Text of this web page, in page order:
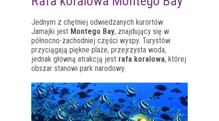
Jednym z chętniej odwiedzanych kurortów
Jamajki jest Montego Bay, znajdujący się w
północno-zachodniej części wyspy. Turystów
przyciągają piękne plaże, przejrzysta woda,
jednak główną atrakcją jest rafa koralowa, której
obszar stanowi park narodowy.